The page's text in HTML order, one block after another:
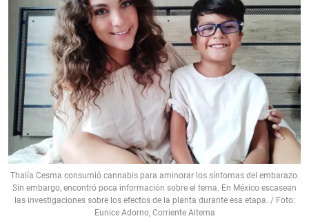
Thalía Cesma consumió cannabis para aminorar los síntomas del embarazo.
Sin embargo, encontró poca información sobre el tema. En México escasean
las investigaciones sobre los efectos de la planta durante esa etapa. / Foto:
Eunice Adorno, Corriente Alterna